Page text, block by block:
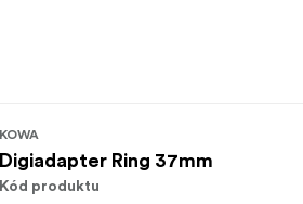
KOWA
Digiadapter Ring 37mm
Kód produktu